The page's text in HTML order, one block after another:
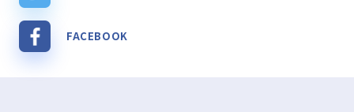
FACEBOOK